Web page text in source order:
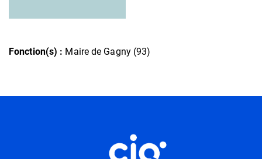
Fonction(s) : Maire de Gagny (93)